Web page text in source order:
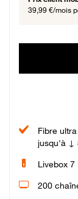
39,99 €/mois
Fibre
jusqu'à ↓
Livebox 7
200